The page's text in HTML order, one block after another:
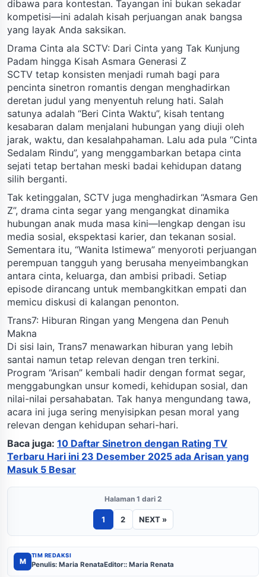
dibawa para kontestan. Tayangan ini bukan sekadar
kompetisi—ini adalah kisah perjuangan anak bangsa
yang layak Anda saksikan.
Drama Cinta ala SCTV: Dari Cinta yang Tak Kunjung
Padam hingga Kisah Asmara Generasi Z
SCTV tetap konsisten menjadi rumah bagi para
pencinta sinetron romantis dengan menghadirkan
deretan judul yang menyentuh relung hati. Salah
satunya adalah “Beri Cinta Waktu”, kisah tentang
kesabaran dalam menjalani hubungan yang diuji oleh
jarak, waktu, dan kesalahpahaman. Lalu ada pula “Cinta
Sedalam Rindu”, yang menggambarkan betapa cinta
sejati tetap bertahan meski badai kehidupan datang
silih berganti.
Tak ketinggalan, SCTV juga menghadirkan “Asmara Gen
Z”, drama cinta segar yang mengangkat dinamika
hubungan anak muda masa kini—lengkap dengan isu
media sosial, ekspektasi karier, dan tekanan sosial.
Sementara itu, “Wanita Istimewa” menyoroti perjuangan
perempuan tangguh yang berusaha menyeimbangkan
antara cinta, keluarga, dan ambisi pribadi. Setiap
episode dirancang untuk membangkitkan empati dan
memicu diskusi di kalangan penonton.
Trans7: Hiburan Ringan yang Mengena dan Penuh
Makna
Di sisi lain, Trans7 menawarkan hiburan yang lebih
santai namun tetap relevan dengan tren terkini.
Program “Arisan” kembali hadir dengan format segar,
menggabungkan unsur komedi, kehidupan sosial, dan
nilai-nilai persahabatan. Tak hanya mengundang tawa,
acara ini juga sering menyisipkan pesan moral yang
relevan dengan kehidupan sehari-hari.
Baca juga: 10 Daftar Sinetron dengan Rating TV
Terbaru Hari ini 23 Desember 2025 ada Arisan yang
Masuk 5 Besar
Halaman 1 dari 2
1 2 NEXT »
M
TIM REDAKSI
Penulis: Maria RenataEditor:: Maria Renata